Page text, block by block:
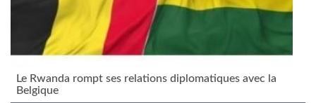
Le Rwanda rompt ses relations diplomatiques avec la
Belgique